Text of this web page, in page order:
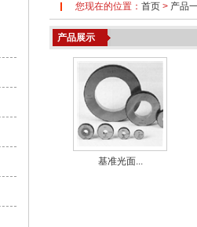
您现在的位置： 首页 > 产品
产品展示
基准光面...